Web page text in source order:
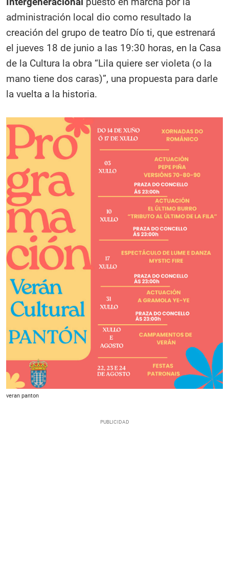
administración local dio como resultado la
creación del grupo de teatro Dío ti, que estrenará
el jueves 18 de junio a las 19:30 horas, en la Casa
de la Cultura la obra “Lila quiere ser violeta (o la
mano tiene dos caras)”, una propuesta para darle
la vuelta a la historia.
veran panton